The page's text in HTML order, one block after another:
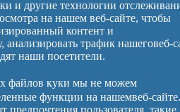
Обновлено : 07-08-2026.
108, 108А, 109
Індекс
Обратная
связь
Украина
и другие технологии
на нашем веб-сайте, чтобы
контент и
анализировать трафик нашеговеб-
наши посетители.
файлов куки мы не можем
функции на нашемвеб-
предпочтения пользователя, такие